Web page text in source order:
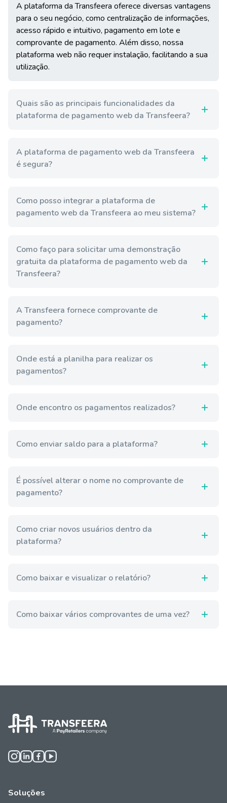
A plataforma da Transfeera oferece diversas vantagens
para o seu negócio, como centralização de informações,
acesso rápido e intuitivo, pagamento em lote e
comprovante de pagamento. Além disso, nossa
plataforma web não requer instalação, facilitando a sua
utilização.
Quais são as principais funcionalidades da
plataforma de pagamento web da Transfeera?
A plataforma de pagamento web da Transfeera
é segura?
Como posso integrar a plataforma de
pagamento web da Transfeera ao meu sistema?
Como faço para solicitar uma demonstração
gratuita da plataforma de pagamento web da
Transfeera?
A Transfeera fornece comprovante de
pagamento?
Onde está a planilha para realizar os
pagamentos?
Onde encontro os pagamentos realizados?
Como enviar saldo para a plataforma?
É possível alterar o nome no comprovante de
pagamento?
Como criar novos usuários dentro da
plataforma?
Como baixar e visualizar o relatório?
Como baixar vários comprovantes de uma vez?
Soluções